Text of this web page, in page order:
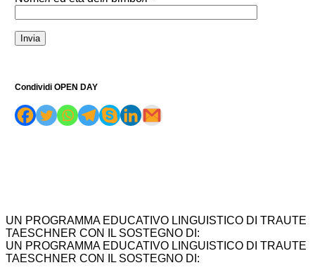
Condividi OPEN DAY
UN PROGRAMMA EDUCATIVO LINGUISTICO DI TRAUTE
TAESCHNER CON IL SOSTEGNO DI:
UN PROGRAMMA EDUCATIVO LINGUISTICO DI TRAUTE
TAESCHNER CON IL SOSTEGNO DI: